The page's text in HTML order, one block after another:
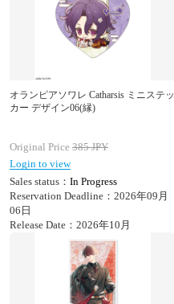
オランピアソワレ Catharsis ミニステッ
カー デザイン06(縁)
Original Price 385JPY
Login to view
Sales status： In Progress
Reservation Deadline：2026年09月
06日
Release Date：2026年10月